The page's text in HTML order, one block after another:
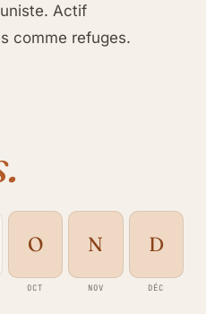
Actif
comme refuges.
O
OCT
N
NOV
D
DÉC